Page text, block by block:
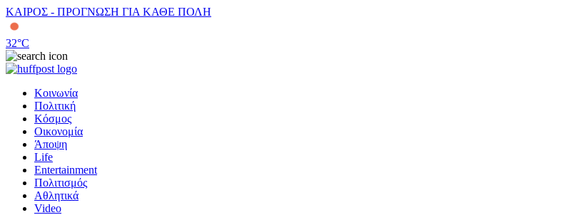
ΚΑΙΡΟΣ - ΠΡΟΓΝΩΣΗ ΓΙΑ ΚΑΘΕ ΠΟΛΗ
32°C
Κοινωνία
Πολιτική
Κόσμος
Οικονομία
Άποψη
Life
Entertainment
Πολιτισμός
Αθλητικά
Video